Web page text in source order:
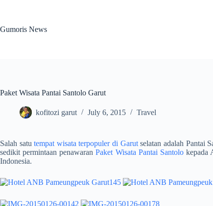
Gumoris News
Paket Wisata Pantai Santolo Garut
kofitozi garut July 6, 2015 Travel
Salah satutempat wisata terpopuler di Garutselatan adalah Pantai
sedikit permintaan penawaranPaket Wisata Pantai Santolokepada
Indonesia.